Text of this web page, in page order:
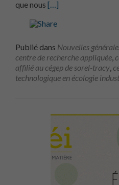
que nous En savoir plus
[…]
Publié dans Nouvelles
centre de recherche appliquée,
affilié au cégep de sorel-tracy,
technologique en écologie